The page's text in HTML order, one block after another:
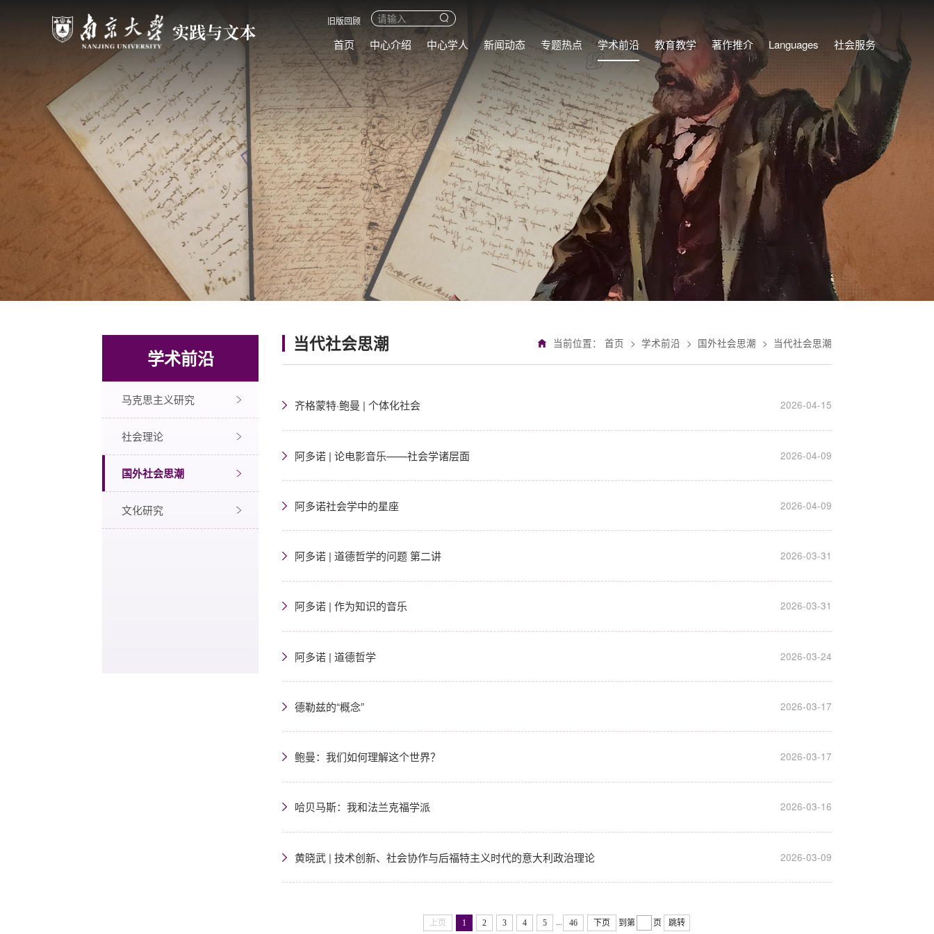
旧版回顾
首页 中心介绍 中心学人 新闻动态 专题热点 学术前沿 教育教学 著作推介 Languages 社会服务
学术前沿
马克思主义研究
社会理论
国外社会思潮
文化研究
当代社会思潮 当前位置： 首页 > 学术前沿 > 国外社会思潮 > 当代社会思潮
齐格蒙特·鲍曼 | 个体化社会 2026-04-15
阿多诺 | 论电影音乐——社会学诸层面 2026-04-09
阿多诺社会学中的星座 2026-04-09
阿多诺 | 道德哲学的问题 第二讲 2026-03-31
阿多诺 | 作为知识的音乐 2026-03-31
阿多诺 | 道德哲学 2026-03-24
德勒兹的“概念” 2026-03-17
鲍曼：我们如何理解这个世界？ 2026-03-17
哈贝马斯：我和法兰克福学派 2026-03-16
黄晓武 | 技术创新、社会协作与后福特主义时代的意大利政治理论 2026-03-09
上页 1 2 3 4 5 ... 46 下页 到第 页 跳转